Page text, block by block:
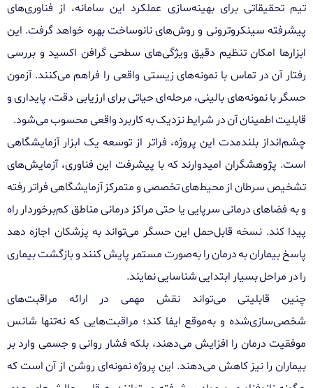
تیم تحقیقاتی برای بهینه‌سازی عملکرد این سامانه، از فناوری‌های
پیشرفته سینکروترونی و روش‌های نانوساخت بهره خواهد گرفت. این
ابزارها امکان تنظیم دقیق ویژگی‌های سطحی گرافن اکسید و بررسی
رفتار آن در تماس با نمونه‌های زیستی واقعی را فراهم می‌کنند. آزمون
حسگر با نمونه‌های بالینی، مرحله‌ای حیاتی برای ارزیابی دقت، پایداری و
قابلیت اطمینان آن در شرایط نزدیک به کاربرد واقعی محسوب می‌شود.
چشم‌انداز بلندمدت این پروژه، فراتر از توسعه یک ابزار آزمایشگاهی
است. پژوهشگران امیدوارند که با پیشرفت این فناوری، آزمایش‌های
تشخیص سرطان از محیط‌های تخصصی و متمرکز آزمایشگاهی فراتر رفته
و به فضاهای درمانی سرپایی یا حتی مراکز درمانی مناطق کم‌برخوردار راه
پیدا کند. نسخه قابل‌حمل این حسگر می‌تواند به پزشکان اجازه دهد
پاسخ بیماران به درمان را به‌صورت مستمر پایش کنند و بازگشت بیماری
را در مراحل بسیار ابتدایی شناسایی نمایند.
چنین قابلیتی می‌تواند نقش مهمی در ارائه مراقبت‌های
شخصی‌سازی‌شده و به‌موقع ایفا کند؛ مراقبت‌هایی که نه‌تنها شانس
موفقیت درمان را افزایش می‌دهند، بلکه فشار روانی و جسمی وارد بر
بیماران را نیز کاهش می‌دهند. این پروژه نمونه‌ای روشن از آن است که